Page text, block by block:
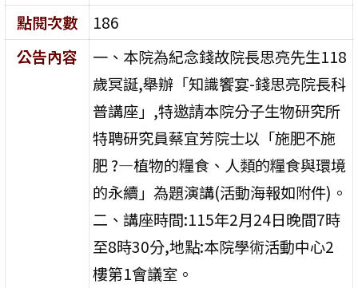
點閱次數
186
公告內容
一、本院為紀念錢故院長思亮先生118
歲冥誕,舉辦「知識饗宴-錢思亮院長科
普講座」,特邀請本院分子生物研究所
特聘研究員蔡宜芳院士以「施肥不施
肥 ?—植物的糧食、人類的糧食與環境
的永續」為題演講(活動海報如附件)。
二、講座時間:115年2月24日晚間7時
至8時30分,地點:本院學術活動中心2
樓第1會議室。